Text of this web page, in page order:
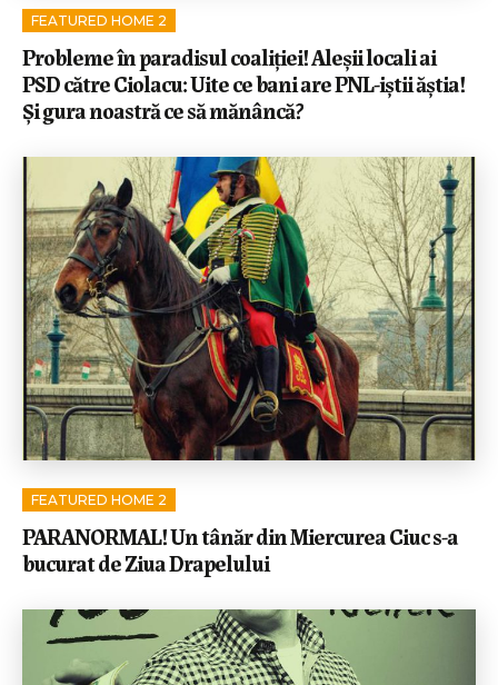
FEATURED HOME 2
Probleme în paradisul coaliției! Aleșii locali ai
PSD către Ciolacu: Uite ce bani are PNL-iștii ăștia!
Și gura noastră ce să mănâncă?
FEATURED HOME 2
PARANORMAL! Un tânăr din Miercurea Ciuc s-a
bucurat de Ziua Drapelului